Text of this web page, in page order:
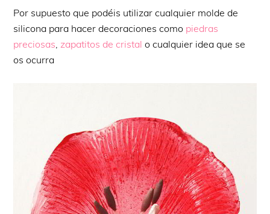
Por supuesto que podéis utilizar cualquier molde de
silicona para hacer decoraciones como piedras
preciosas zapatitos de cristal o cualquier idea que se
os ocurra